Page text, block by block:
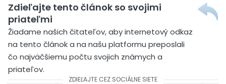
Zdieľajte tento článok so svojimi
priateľmi
Žiadame našich čitateľov, aby internetový odkaz
na tento článok a na našu platformu preposlali
čo najväčšiemu počtu svojich známych a
priateľov.
ZDIEĽAJTE CEZ SOCIÁLNE SIETE